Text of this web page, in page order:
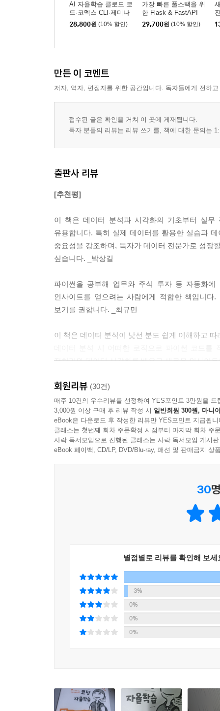
AI 자율학습 클로드 코
드·코덱스 CLI·제미나
이 CLI 완전 활용법
28,800원 (10% 할인)
가장 빠른 풀스택을 위
한 Flask & FastAPI
29,700원 (10% 할인)
만든 이 코멘트
저자, 역자, 편집자를 위한 공간입니다. 독자들에게 전하
접수된 글은 확인을 거쳐 이 곳에 게재됩니다.
독자 분들의 리뷰는 리뷰 쓰기를, 책에 대한 문의는
출판사 리뷰
[추천평]
이 책은 데이터 분석과 시각화의 기초부터 실
유용합니다. 특히 실제 데이터를 활용한 실습과
중요성을 강조하며, 독자가 데이터 전문가로 성장
싶습니다. _박상길
파이썬을 공부해 업무와 주식 투자 등 자동화
인사이트를 얻으려는 사람에게 적합한 책입니
보기를 권합니다. _최규민
이 책은 데이터 분석이 낯선 분도 쉽게 이해하고
전처리와 데이터 시각화를 배우고 새로운 인사이
개인적으로 후반부의 Pandas 사용 사례와 분석
이 책처럼 실제 예를 풍부하고 다양하게 들어 준
이 책이 앞선다고 생각합니다. _지용호
이 책으로 공부하니 이전에 데이터 분석을 배우
있었습니다. 파이썬, Pandas, Plotly까지 꽤 방대
해석, 결측치 보정 작업으로 이어지는 과정이
회원리뷰 (30건)
매주 10건의 우수리뷰를 선정하여 YES포인트 3만원을 드
3,000원 이상 구매 후 리뷰 작성 시 일반회원 300원, 마니
eBook은 다운로드 후 작성한 리뷰만 YES포인트 지급됩니
클래스는 첫번째 회차 주문확정 시점부터 마지막 회차 주
사락 독서모임으로 진행된 클래스는 사락 독서모임 게시
eBook 페이백, CD/LP, DVD/Blu-ray, 패션 및 판매금지 상
30
별점별로 리뷰를 확인해 보세
3%
0%
0%
0%